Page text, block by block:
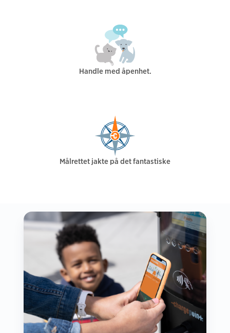
Handle med åpenhet.
Målrettet jakte på det fantastiske